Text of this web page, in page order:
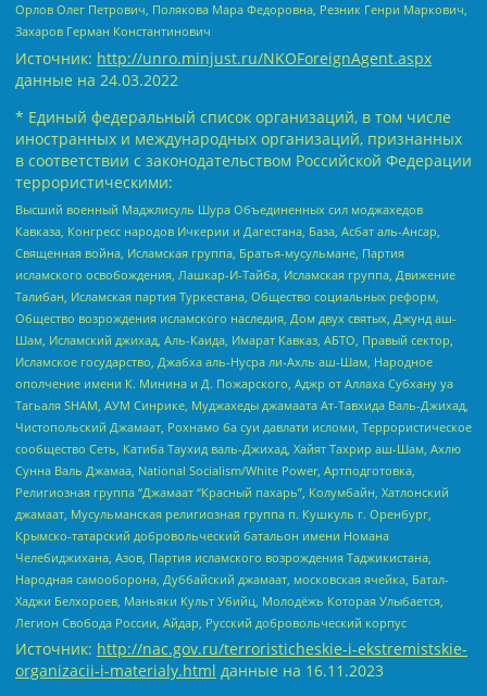
Орлов Олег Петрович, Полякова Мара Федоровна, Резник Генри Маркович,
Захаров Герман Константинович
Источник: http://unro.minjust.ru/NKOForeignAgent.aspx
данные на 24.03.2022
* Единый федеральный список организаций, в том числе
иностранных и международных организаций, признанных
в соответствии с законодательством Российской Федерации
террористическими:
Высший военный Маджлисуль Шура Объединенных сил моджахедов
Кавказа, Конгресс народов Ичкерии и Дагестана, База, Асбат аль-Ансар,
Священная война, Исламская группа, Братья-мусульмане, Партия
исламского освобождения, Лашкар-И-Тайба, Исламская группа, Движение
Талибан, Исламская партия Туркестана, Общество социальных реформ,
Общество возрождения исламского наследия, Дом двух святых, Джунд аш-
Шам, Исламский джихад, Аль-Каида, Имарат Кавказ, АБТО, Правый сектор,
Исламское государство, Джабха аль-Нусра ли-Ахль аш-Шам, Народное
ополчение имени К. Минина и Д. Пожарского, Аджр от Аллаха Субхану уа
Тагьаля SHAM, АУМ Синрике, Муджахеды джамаата Ат-Тавхида Валь-Джихад,
Чистопольский Джамаат, Рохнамо ба суи давлати исломи, Террористическое
сообщество Сеть, Катиба Таухид валь-Джихад, Хайят Тахрир аш-Шам, Ахлю
Сунна Валь Джамаа, National Socialism/White Power, Артподготовка,
Религиозная группа “Джамаат “Красный пахарь”, Колумбайн, Хатлонский
джамаат, Мусульманская религиозная группа п. Кушкуль г. Оренбург,
Крымско-татарский добровольческий батальон имени Номана
Челебиджихана, Азов, Партия исламского возрождения Таджикистана,
Народная самооборона, Дуббайский джамаат, московская ячейка, Батал-
Хаджи Белхороев, Маньяки Культ Убийц, Молодёжь Которая Улыбается,
Легион Свобода России, Айдар, Русский добровольческий корпус
Источник: http://nac.gov.ru/terroristicheskie-i-ekstremistskie-
organizacii-i-materialy.html данные на 16.11.2023